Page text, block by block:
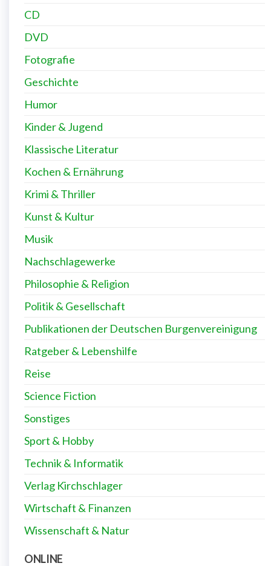
CD
DVD
Fotografie
Geschichte
Humor
Kinder & Jugend
Klassische Literatur
Kochen & Ernährung
Krimi & Thriller
Kunst & Kultur
Musik
Nachschlagewerke
Philosophie & Religion
Politik & Gesellschaft
Publikationen der Deutschen Burgenvereinigung
Ratgeber & Lebenshilfe
Reise
Science Fiction
Sonstiges
Sport & Hobby
Technik & Informatik
Verlag Kirchschlager
Wirtschaft & Finanzen
Wissenschaft & Natur
ONLINE